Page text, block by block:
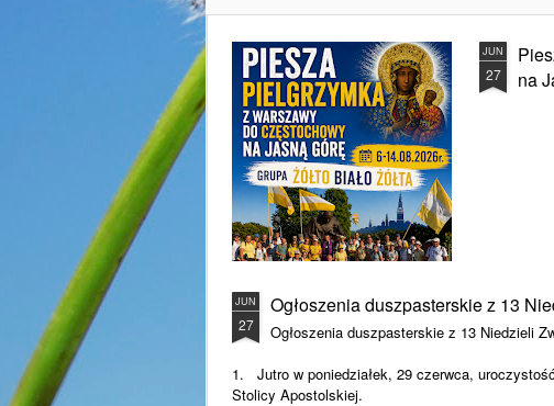
Franciszka z Asyżu.
przyszłą
godz.
JUN
27
na
JUN
27
Ogłoszenia duszpasterskie z 13
Ogłoszenia duszpasterskie z 13 Niedzieli
1. Jutro w poniedziałek, 29 czerwca,
Stolicy Apostolskiej.